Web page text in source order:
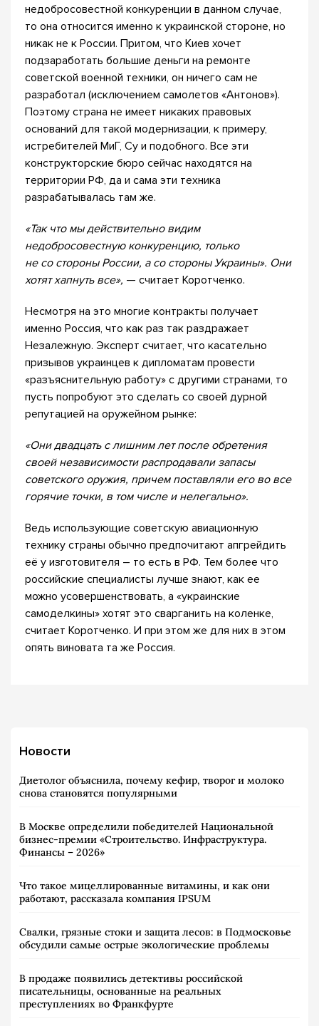
недобросовестной конкуренции в данном случае,
то она относится именно к украинской стороне, но
никак не к России. Притом, что Киев хочет
подзаработать большие деньги на ремонте
советской военной техники, он ничего сам не
разработал (исключением самолетов «Антонов»).
Поэтому страна не имеет никаких правовых
оснований для такой модернизации, к примеру,
истребителей МиГ, Cу и подобного. Все эти
конструкторские бюро сейчас находятся на
территории РФ, да и сама эти техника
разрабатывалась там же.
«Так что мы действительно видим
недобросовестную конкуренцию, только
не со стороны России, а со стороны Украины». Они
хотят хапнуть все», — считает Коротченко.
Несмотря на это многие контракты получает
именно Россия, что как раз так раздражает
Незалежную. Эксперт считает, что касательно
призывов украинцев к дипломатам провести
«разъяснительную работу» с другими странами, то
пусть попробуют это сделать со своей дурной
репутацией на оружейном рынке:
«Они двадцать с лишним лет после обретения
своей независимости распродавали запасы
советского оружия, причем поставляли его во все
горячие точки, в том числе и нелегально».
Ведь использующие советскую авиационную
технику страны обычно предпочитают апгрейдить
её у изготовителя – то есть в РФ. Тем более что
российские специалисты лучше знают, как ее
можно усовершенствовать, а «украинские
самоделкины» хотят это сварганить на коленке,
считает Коротченко. И при этом же для них в этом
опять виновата та же Россия.
Новости
Диетолог объяснила, почему кефир, творог и молоко
снова становятся популярными
В Москве определили победителей Национальной
бизнес-премии «Строительство. Инфраструктура.
Финансы – 2026»
Что такое мицеллированные витамины, и как они
работают, рассказала компания IPSUM
Свалки, грязные стоки и защита лесов: в Подмосковье
обсудили самые острые экологические проблемы
В продаже появились детективы российской
писательницы, основанные на реальных
преступлениях во Франкфурте